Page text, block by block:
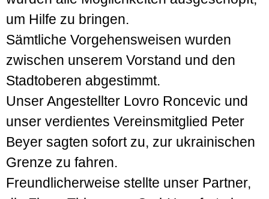
um Hilfe zu bringen.
Sämtliche Vorgehensweisen wurden
zwischen unserem Vorstand und den
Stadtoberen abgestimmt.
Unser Angestellter Lovro Roncevic und
unser verdientes Vereinsmitglied Peter
Beyer sagten sofort zu, zur ukrainischen
Grenze zu fahren.
Freundlicherweise stellte unser Partner,